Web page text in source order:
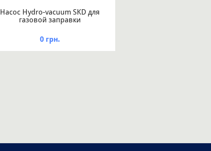
Насос Hydro-vacuum SKD для
газовой заправки
0 грн.